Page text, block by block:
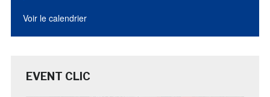
Voir le calendrier
EVENT CLIC